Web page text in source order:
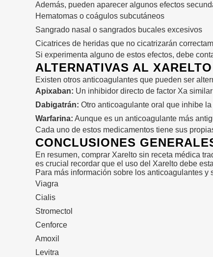
Además, pueden aparecer algunos efectos
Hematomas o coágulos subcutáneos
Sangrado nasal o sangrados bucales excesivos
Cicatrices de heridas que no cicatrizarán
Si experimenta alguno de estos efectos, debe
ALTERNATIVAS AL
Existen otros anticoagulantes que pueden ser
Apixaban: Un inhibidor directo de factor Xa
Dabigatrán: Otro anticoagulante oral que inhibe
Warfarina: Aunque es un anticoagulante más
Cada uno de estos medicamentos tiene sus
CONCLUSIONES
En resumen, comprar Xarelto sin receta médica
es crucial recordar que el uso del Xarelto debe
Para más información sobre los anticoagulantes
Viagra
Cialis
Stromectol
Cenforce
Amoxil
Levitra